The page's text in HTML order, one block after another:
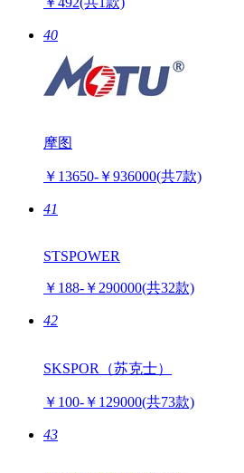
40
摩图
￥13650-￥936000(共7款)
41
STSPOWER
￥188-￥290000(共32款)
42
SKSPOR（苏克士）
￥100-￥129000(共73款)
43